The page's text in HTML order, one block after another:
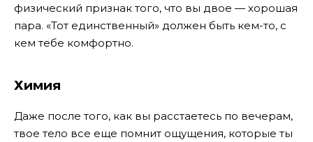
физический признак того, что вы двое — хорошая
пара. «Тот единственный» должен быть кем-то, с
кем тебе комфортно.
Химия
Даже после того, как вы расстаетесь по вечерам,
твое тело все еще помнит ощущения, которые ты